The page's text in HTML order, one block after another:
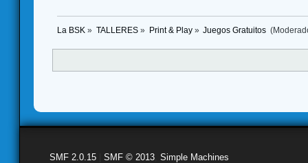
La BSK » TALLERES» Print & Play» Juegos Gratuitos
SMF 2.0.15 SMF © 2013 Simple Machines